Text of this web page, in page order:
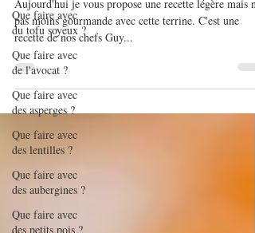
Que faire avec
du tofu soyeux ?
Que faire avec
de l'avocat ?
Que faire avec
des asperges ?
Que faire avec
des lentilles ?
Que faire avec
des aubergines ?
Que faire avec
des petits pois ?
crevettes
Aujourd'hui je vous propose une recette légère mais
pas moins gourmande avec cette terrine. C'est une
recette de nos chefs Guy...